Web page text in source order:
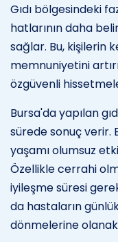
Gıdı bölgesindeki
hatlarının daha
sağlar. Bu, kişilerin
memnuniyetini
özgüvenli
Bursa'da yapılan
sürede sonuç verir.
yaşamı olumsuz
Özellikle cerrahi
iyileşme süresi
da hastaların
dönmelerine olanak